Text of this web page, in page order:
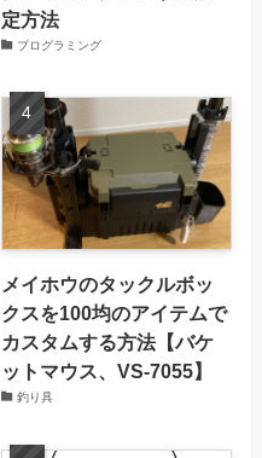
定方法
プログラミング
メイホウのタックルボッ
クスを100均のアイテムで
カスタムする方法【バケ
ットマウス、VS-7055】
釣り具